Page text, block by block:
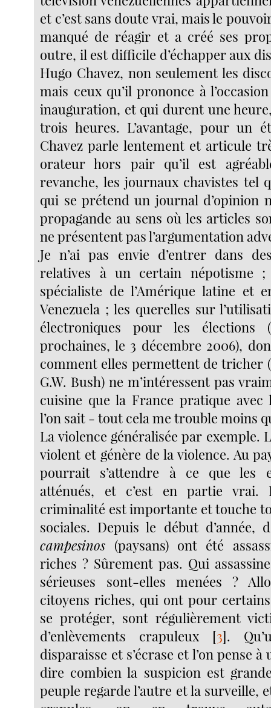
et c’est sans doute vrai, mais le
manqué de réagir et a créé ses
outre, il est difficile d’échapper aux
Hugo Chavez, non seulement les
mais ceux qu’il prononce à
inauguration, et qui durent une
trois heures. L’avantage, pour un
Chavez parle lentement et articule
orateur hors pair qu’il est
revanche, les journaux chavistes tel
qui se prétend un journal d’opinion
propagande au sens où les articles
ne présentent pas l’argumentation
Je n’ai pas envie d’entrer dans
relatives à un certain népotisme
spécialiste de l’Amérique latine et
Venezuela ; les querelles sur
électroniques pour les élections
prochaines, le 3 décembre 2006),
comment elles permettent de tricher
G.W. Bush) ne m’intéressent pas
cuisine que la France pratique avec
l’on sait - tout cela me trouble moins
La violence généralisée par exemple.
violent et génère de la violence. Au
pourrait s’attendre à ce que les
atténués, et c’est en partie vrai.
criminalité est importante et touche
sociales. Depuis le début d’année,
campesinos (paysans) ont été
riches ? Sûrement pas. Qui
sérieuses sont-elles menées ?
citoyens riches, qui ont pour
se protéger, sont régulièrement
d’enlèvements crapuleux [3].
disparaisse et s’écrase et l’on pense à
dire combien la suspicion est
peuple regarde l’autre et la surveille,